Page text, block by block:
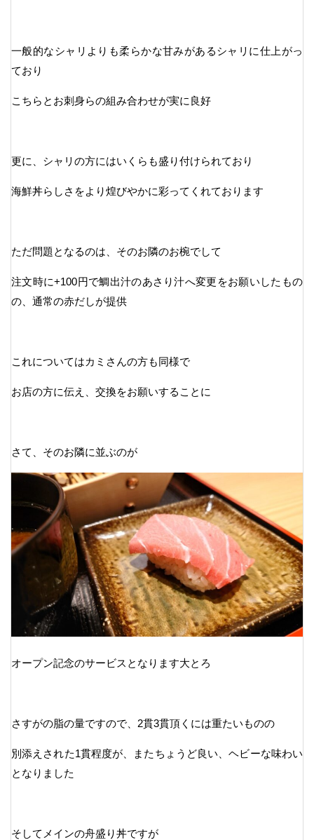
一般的なシャリよりも柔らかな甘みがあるシャリに仕上がっ
ており
こちらとお刺身らの組み合わせが実に良好
更に、シャリの方にはいくらも盛り付けられており
海鮮丼らしさをより煌びやかに彩ってくれております
ただ問題となるのは、そのお隣のお椀でして
注文時に+100円で鯛出汁のあさり汁へ変更をお願いしたもの
の、通常の赤だしが提供
これについてはカミさんの方も同様で
お店の方に伝え、交換をお願いすることに
さて、そのお隣に並ぶのが
オープン記念のサービスとなります大とろ
さすがの脂の量ですので、2貫3貫頂くには重たいものの
別添えされた1貫程度が、またちょうど良い、ヘビーな味わい
となりました
そしてメインの舟盛り丼ですが